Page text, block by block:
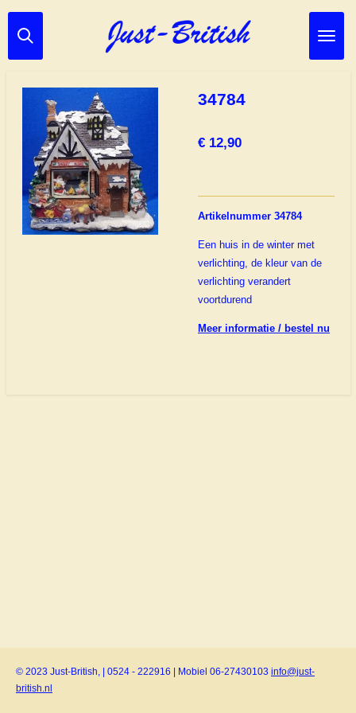
Ga
direct
hoofdinhoud
34784
€ 12,90
Artikelnummer 34784
Een huis in de winter met
verlichting, de kleur van de
verlichting verandert
voortdurend
Meer informatie / bestel nu
© 2023 Just-British, | 0524 - 222916 | Mobiel 06-27430103 info@just-
british.nl